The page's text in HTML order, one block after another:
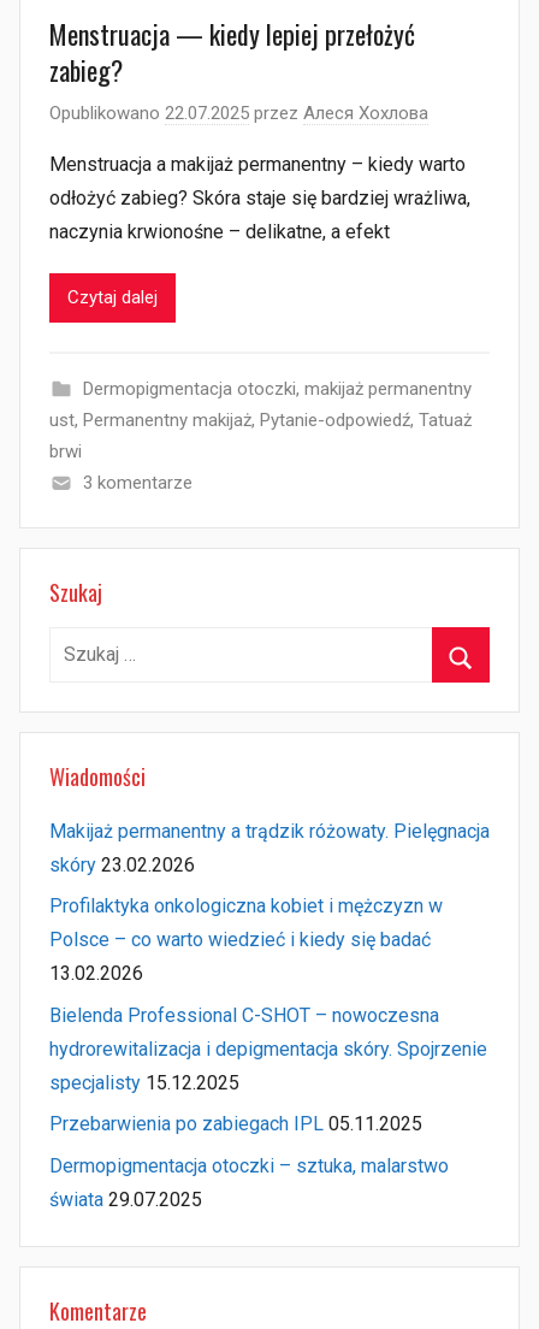
Menstruacja — kiedy lepiej przełożyć
zabieg?
Opublikowano 22.07.2025 przez Алеся Хохлова
Menstruacja a makijaż permanentny – kiedy warto
odłożyć zabieg? Skóra staje się bardziej wrażliwa,
naczynia krwionośne – delikatne, a efekt
Czytaj dalej
Dermopigmentacja otoczki, makijaż permanentny
ust, Permanentny makijaż, Pytanie-odpowiedź, Tatuaż
brwi
3 komentarze
Szukaj
Szukaj:
Wiadomości
Makijaż permanentny a trądzik różowaty. Pielęgnacja
skóry 23.02.2026
Profilaktyka onkologiczna kobiet i mężczyzn w
Polsce – co warto wiedzieć i kiedy się badać
13.02.2026
Bielenda Professional C-SHOT – nowoczesna
hydrorewitalizacja i depigmentacja skóry. Spojrzenie
specjalisty 15.12.2025
Przebarwienia po zabiegach IPL 05.11.2025
Dermopigmentacja otoczki – sztuka, malarstwo
świata 29.07.2025
Komentarze